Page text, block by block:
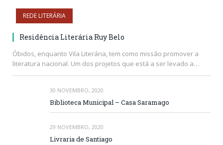
REDE LITERÁRIA
Residência Literária Ruy Belo
Óbidos, enquanto Vila Literária, tem como missão promover a
literatura nacional. Um dos projetos que está a ser levado a…
30 NOVEMBRO, 2020
Biblioteca Municipal – Casa Saramago
29 NOVEMBRO, 2020
Livraria de Santiago